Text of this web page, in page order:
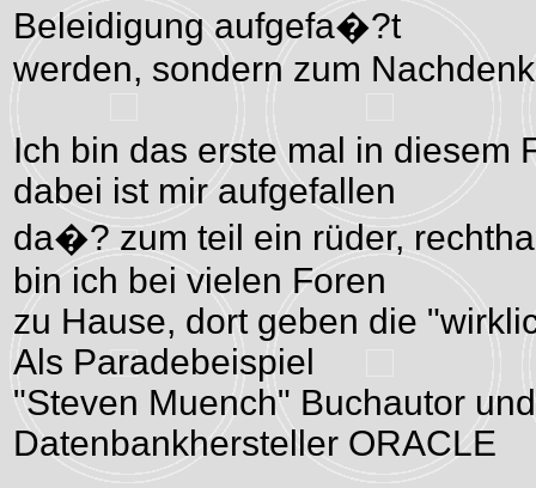
Beleidigung aufgefa�?t
werden, sondern zum
Ich bin das erste mal in diesem
dabei ist mir aufgefallen
da�? zum teil ein rüder,
bin ich bei vielen Foren
zu Hause, dort geben die
Als Paradebeispiel
"Steven Muench" Buchautor
Datenbankhersteller ORACLE